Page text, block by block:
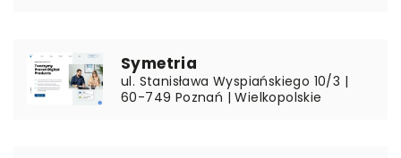
Symetria
ul. Stanisława Wyspiańskiego 10/3 |
60-749 Poznań | Wielkopolskie